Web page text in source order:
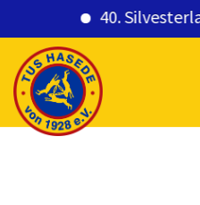
40.
content